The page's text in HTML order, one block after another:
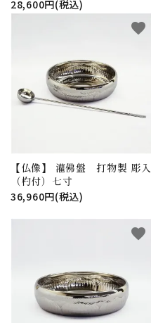
28,600円(税込)
【仏像】 灌佛盤 打物製 彫入
（杓付）七寸
36,960円(税込)
favorite
favorite